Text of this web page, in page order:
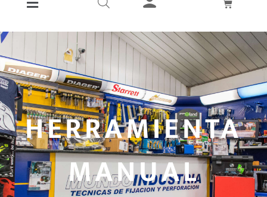
HERRAMIENTA
MANUAL